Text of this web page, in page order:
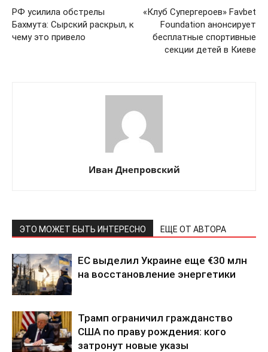
РФ усилила обстрелы
Бахмута: Сырский раскрыл, к
чему это привело
«Клуб Супергероев» Favbet
Foundation анонсирует
бесплатные спортивные
секции детей в Киеве
Иван Днепровский
ЭТО МОЖЕТ БЫТЬ ИНТЕРЕСНО ЕЩЕ ОТ АВТОРА
ЕС выделил Украине еще €30 млн
на восстановление энергетики
Трамп ограничил гражданство
США по праву рождения: кого
затронут новые указы